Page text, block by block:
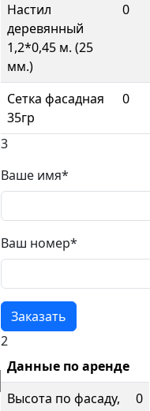
Настил
деревянный
1,2*0,45 м. (25
мм.)
0
Сетка фасадная
35гр
0
3
Ваше имя*
Ваш номер*
2
Данные по аренде
Высота по фасаду,
0